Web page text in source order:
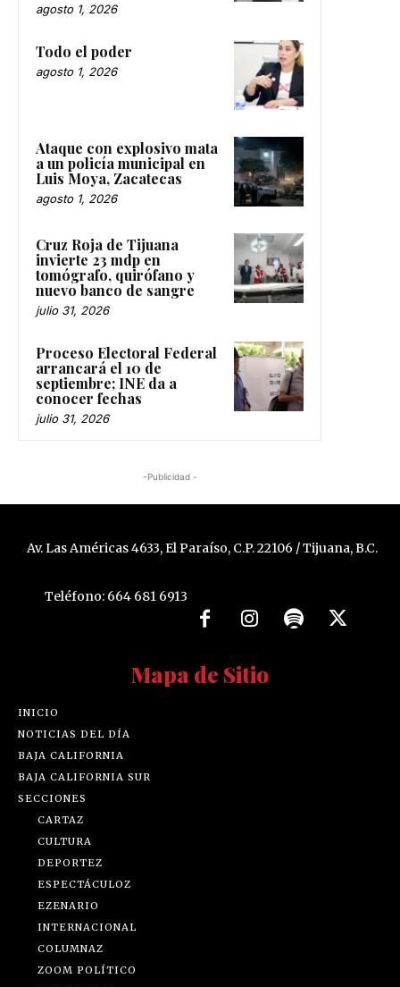
agosto 1, 2026
Todo el poder
agosto 1, 2026
Ataque con explosivo mata
a un policía municipal en
Luis Moya, Zacatecas
agosto 1, 2026
Cruz Roja de Tijuana
invierte 23 mdp en
tomógrafo, quirófano y
nuevo banco de sangre
julio 31, 2026
Proceso Electoral Federal
arrancará el 10 de
septiembre; INE da a
conocer fechas
julio 31, 2026
-Publicidad -
Av. Las Américas 4633, El Paraíso, C.P. 22106 / Tijuana, B.C.
Teléfono: 664 681 6913
Mapa de Sitio
INICIO
NOTICIAS DEL DÍA
BAJA CALIFORNIA
BAJA CALIFORNIA SUR
SECCIONES
CARTAZ
CULTURA
DEPORTEZ
ESPECTÁCULOZ
EZENARIO
INTERNACIONAL
COLUMNAZ
ZOOM POLÍTICO